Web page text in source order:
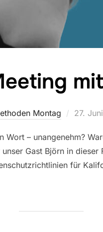
Montag 27.
– unangenehm?
Gast Björn in
für